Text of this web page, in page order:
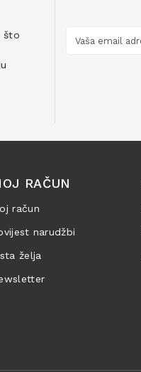
što
RAČUN
račun
narudžbi
želja